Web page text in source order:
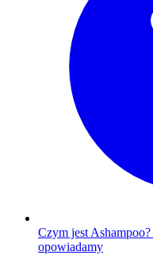
Czym jest Ashampoo?
opowiadamy